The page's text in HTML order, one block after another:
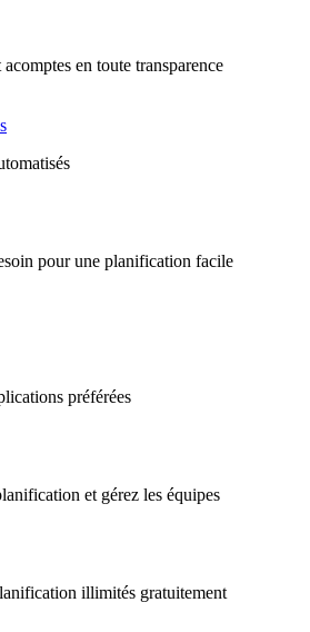
en toute transparence
pour une planification facile
préférées
et gérez les équipes
illimités gratuitement